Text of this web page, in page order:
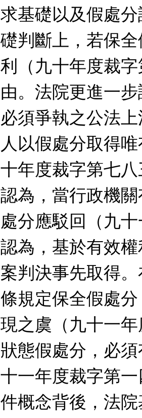
求基礎以及假處
礎判斷上，若保
利（九十年度裁
由。法院更進一
必須爭執之公法
人以假處分取得
十年度裁字第七
認為，當行政機
處分應駁回（九
認為，基於有效
案判決事先取得
條規定保全假處
現之虞（九十一
狀態假處分，必
十一年度裁字第
件概念背後，法